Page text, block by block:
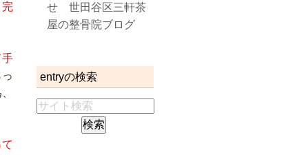
完
手
せ 世田谷区三軒茶
屋の整骨院ブログ
entryの検索